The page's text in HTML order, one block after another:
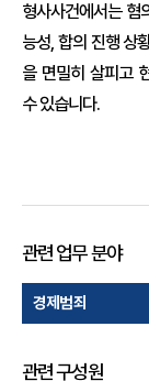
형사사건에서는 혐
능성, 합의 진행 상
을 면밀히 살피고
수 있습니다.
관련 업무 분야
경제범죄
관련 구성원